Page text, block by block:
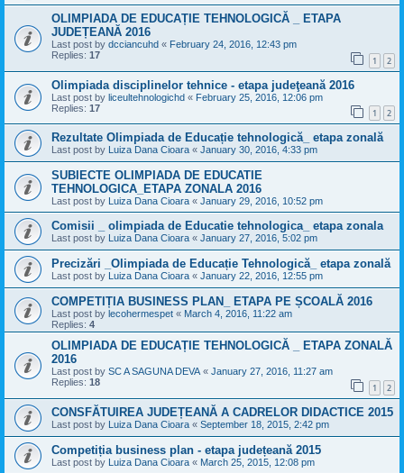
OLIMPIADA DE EDUCAȚIE TEHNOLOGICĂ _ ETAPA
JUDEȚEANĂ 2016
Last post by dcciancuhd « February 24, 2016, 12:43 pm
Replies: 17 1 2
Olimpiada disciplinelor tehnice - etapa judeţeană 2016
Last post by liceultehnologichd « February 25, 2016, 12:06 pm
Replies: 17 1 2
Rezultate Olimpiada de Educație tehnologică_ etapa zonală
Last post by Luiza Dana Cioara « January 30, 2016, 4:33 pm
SUBIECTE OLIMPIADA DE EDUCATIE
TEHNOLOGICA_ETAPA ZONALA 2016
Last post by Luiza Dana Cioara « January 29, 2016, 10:52 pm
Comisii _ olimpiada de Educatie tehnologica_ etapa zonala
Last post by Luiza Dana Cioara « January 27, 2016, 5:02 pm
Precizări _Olimpiada de Educație Tehnologică_ etapa zonală
Last post by Luiza Dana Cioara « January 22, 2016, 12:55 pm
COMPETIȚIA BUSINESS PLAN_ ETAPA PE ȘCOALĂ 2016
Last post by lecohermespet « March 4, 2016, 11:22 am
Replies: 4
OLIMPIADA DE EDUCAȚIE TEHNOLOGICĂ _ ETAPA ZONALĂ
2016
Last post by SC A SAGUNA DEVA « January 27, 2016, 11:27 am
Replies: 18 1 2
CONSFĂTUIREA JUDEȚEANĂ A CADRELOR DIDACTICE 2015
Last post by Luiza Dana Cioara « September 18, 2015, 2:42 pm
Competiția business plan - etapa județeană 2015
Last post by Luiza Dana Cioara « March 25, 2015, 12:08 pm